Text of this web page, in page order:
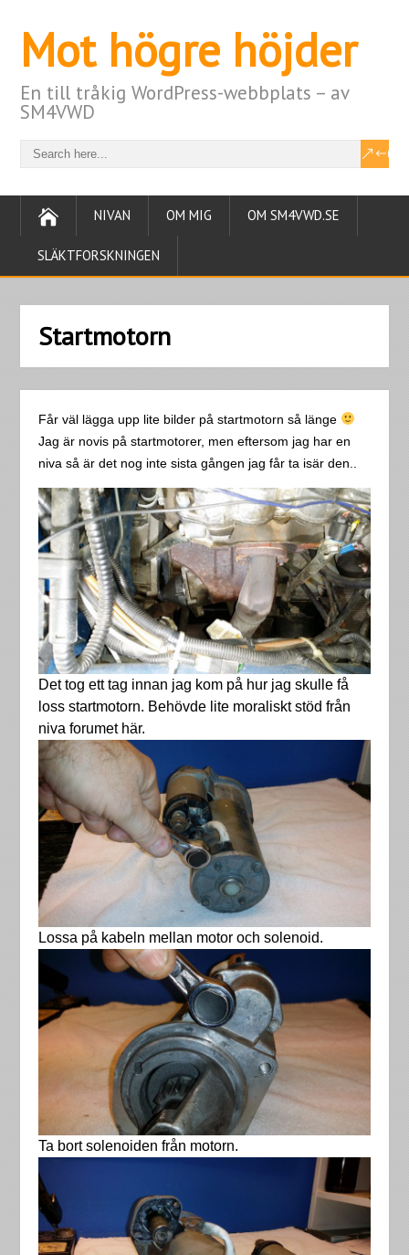
Mot högre höjder
En till tråkig WordPress-webbplats – av
SM4VWD
NIVAN OM MIG OM SM4VWD.SE
SLÄKTFORSKNINGEN
Startmotorn
Får väl lägga upp lite bilder på startmotorn så länge
Jag är novis på startmotorer, men eftersom jag har en
niva så är det nog inte sista gången jag får ta isär den..
Det tog ett tag innan jag kom på hur jag skulle få
loss startmotorn. Behövde lite moraliskt stöd från
niva forumet här.
Lossa på kabeln mellan motor och solenoid.
Ta bort solenoiden från motorn.